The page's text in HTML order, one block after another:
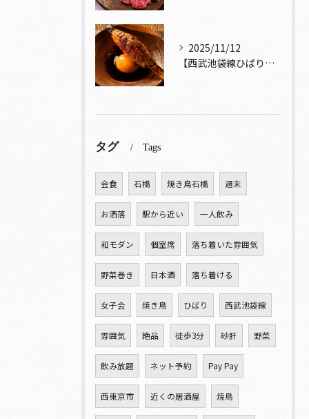
2025/11/12
【西武池袋線ひばりヶ丘駅】から徒歩5分圏内🚶‍♀️！
タグ Tags
会食 石橋 焼き鳥石橋 週末
お洒落 駅から近い 一人飲み
和モダン 個室席 落ち着いた雰囲気
野菜巻き 日本酒 落ち着ける
女子会 焼き鳥 ひばり 西武池袋線
雰囲気 絶品 徒歩3分 砂肝 野菜
飲み放題 ネット予約 Pay Pay
西東京市 近くの居酒屋 焼鳥